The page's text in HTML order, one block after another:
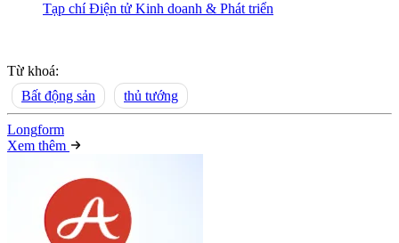
Tạp chí Điện tử Kinh doanh & Phát triển
Từ khoá:
Bất động sản
thủ tướng
Longform
Xem thêm